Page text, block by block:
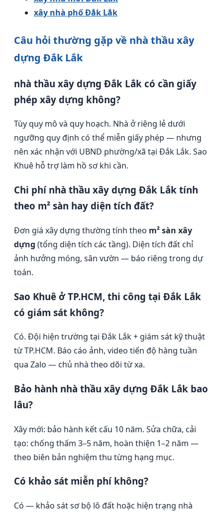
xây nhà phố Đắk Lắk
Câu hỏi thường gặp về nhà thầu xây
dựng Đắk Lắk
nhà thầu xây dựng Đắk Lắk có cần giấy
phép xây dựng không?
Tùy quy mô và quy hoạch. Nhà ở riêng lẻ dưới
ngưỡng quy định có thể miễn giấy phép — nhưng
nên xác nhận với UBND phường/xã tại Đắk Lắk. Sao
Khuê hỗ trợ làm hồ sơ khi cần.
Chi phí nhà thầu xây dựng Đắk Lắk tính
theo m² sàn hay diện tích đất?
Đơn giá xây dựng thường tính theo m² sàn xây
dựng (tổng diện tích các tầng). Diện tích đất chỉ
ảnh hưởng móng, sân vườn — báo riêng trong dự
toán.
Sao Khuê ở TP.HCM, thi công tại Đắk Lắk
có giám sát không?
Có. Đội hiện trường tại Đắk Lắk + giám sát kỹ thuật
từ TP.HCM. Báo cáo ảnh, video tiến độ hàng tuần
qua Zalo — chủ nhà theo dõi từ xa.
Bảo hành nhà thầu xây dựng Đắk Lắk bao
lâu?
Xây mới: bảo hành kết cấu 10 năm. Sửa chữa, cải
tạo: chống thấm 3–5 năm, hoàn thiện 1–2 năm —
theo biên bản nghiệm thu từng hạng mục.
Có khảo sát miễn phí không?
Có — khảo sát sơ bộ lô đất hoặc hiện trạng nhà